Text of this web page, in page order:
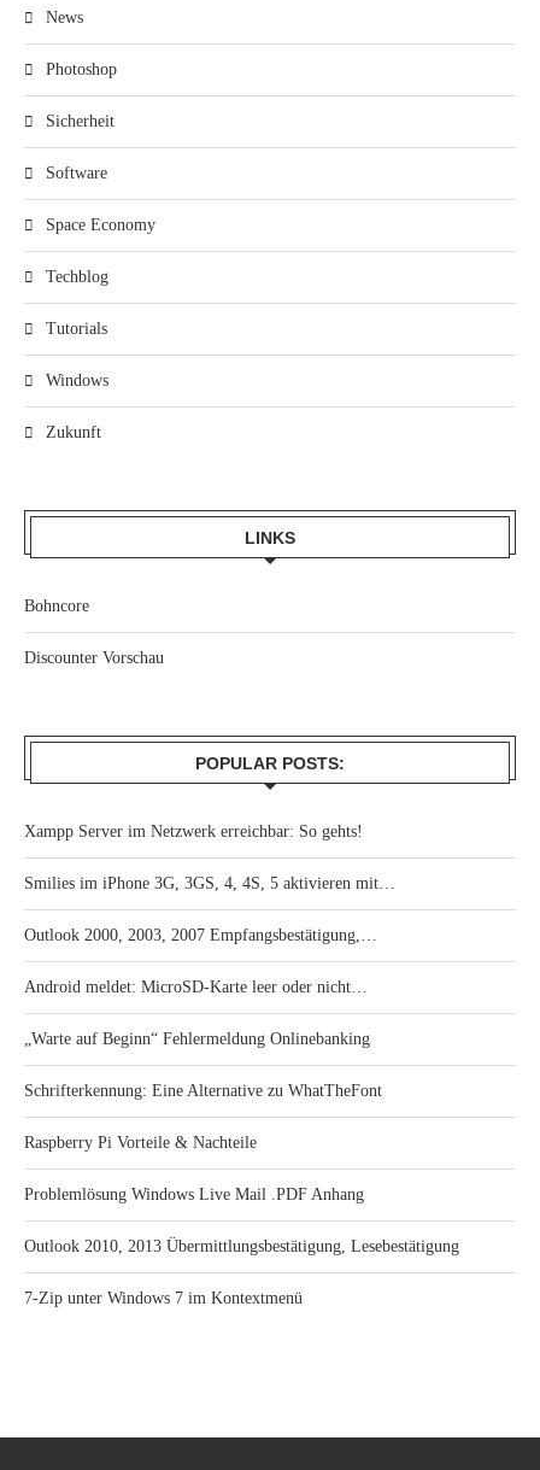
News
Photoshop
Sicherheit
Software
Space Economy
Techblog
Tutorials
Windows
Zukunft
LINKS
Bohncore
Discounter Vorschau
POPULAR POSTS:
Xampp Server im Netzwerk erreichbar: So gehts!
Smilies im iPhone 3G, 3GS, 4, 4S, 5 aktivieren mit…
Outlook 2000, 2003, 2007 Empfangsbestätigung,…
Android meldet: MicroSD-Karte leer oder nicht…
„Warte auf Beginn“ Fehlermeldung Onlinebanking
Schrifterkennung: Eine Alternative zu WhatTheFont
Raspberry Pi Vorteile & Nachteile
Problemlösung Windows Live Mail .PDF Anhang
Outlook 2010, 2013 Übermittlungsbestätigung, Lesebestätigung
7-Zip unter Windows 7 im Kontextmenü